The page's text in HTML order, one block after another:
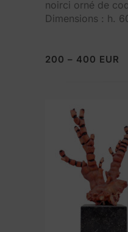
noirci orné de
Dimensions : h.
200 – 400 EUR